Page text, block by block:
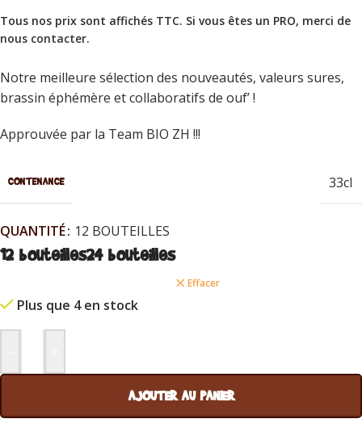
Tous nos prix sont affichés TTC. Si vous êtes un PRO, merci de
nous contacter.
Notre meilleure sélection des nouveautés, valeurs sures,
brassin éphémère et collaboratifs de ouf’ !
Approuvée par la Team BIO ZH !!!
CONTENANCE 33cl
QUANTITÉ 12 BOUTEILLES
12 bouteilles24 bouteilles
Effacer
Plus que 4 en stock
AJOUTER AU PANIER